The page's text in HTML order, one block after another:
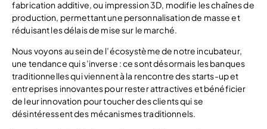
fabrication additive, ou impression 3D, modifie les chaînes de
production, permettant une personnalisation de masse et
réduisant les délais de mise sur le marché.
Nous voyons au sein de l’écosystème de notre incubateur,
une tendance qui s’inverse : ce sont désormais les banques
traditionnelles qui viennent à la rencontre des starts-up et
entreprises innovantes pour rester attractives et bénéficier
de leur innovation pour toucher des clients qui se
désintéressent des mécanismes traditionnels.